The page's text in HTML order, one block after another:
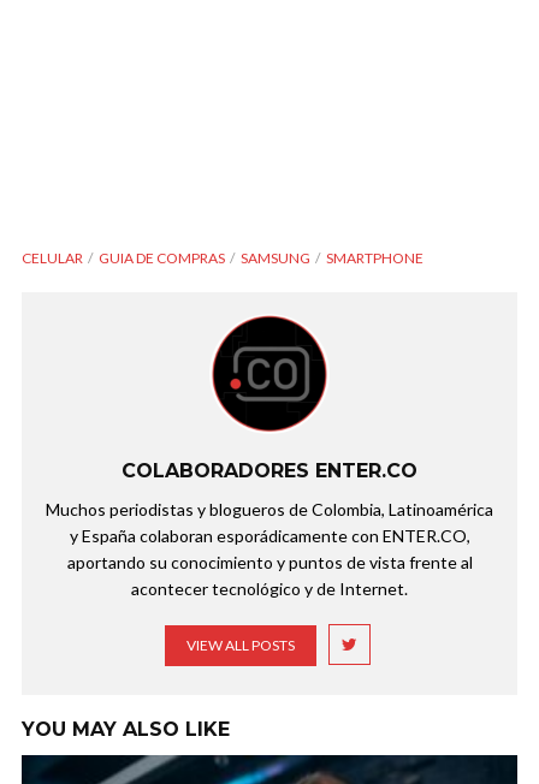
CELULAR GUIA DE COMPRAS SAMSUNG SMARTPHONE
COLABORADORES ENTER.CO
Muchos periodistas y blogueros de Colombia, Latinoamérica
y España colaboran esporádicamente con ENTER.CO,
aportando su conocimiento y puntos de vista frente al
acontecer tecnológico y de Internet.
VIEW ALL POSTS
YOU MAY ALSO LIKE